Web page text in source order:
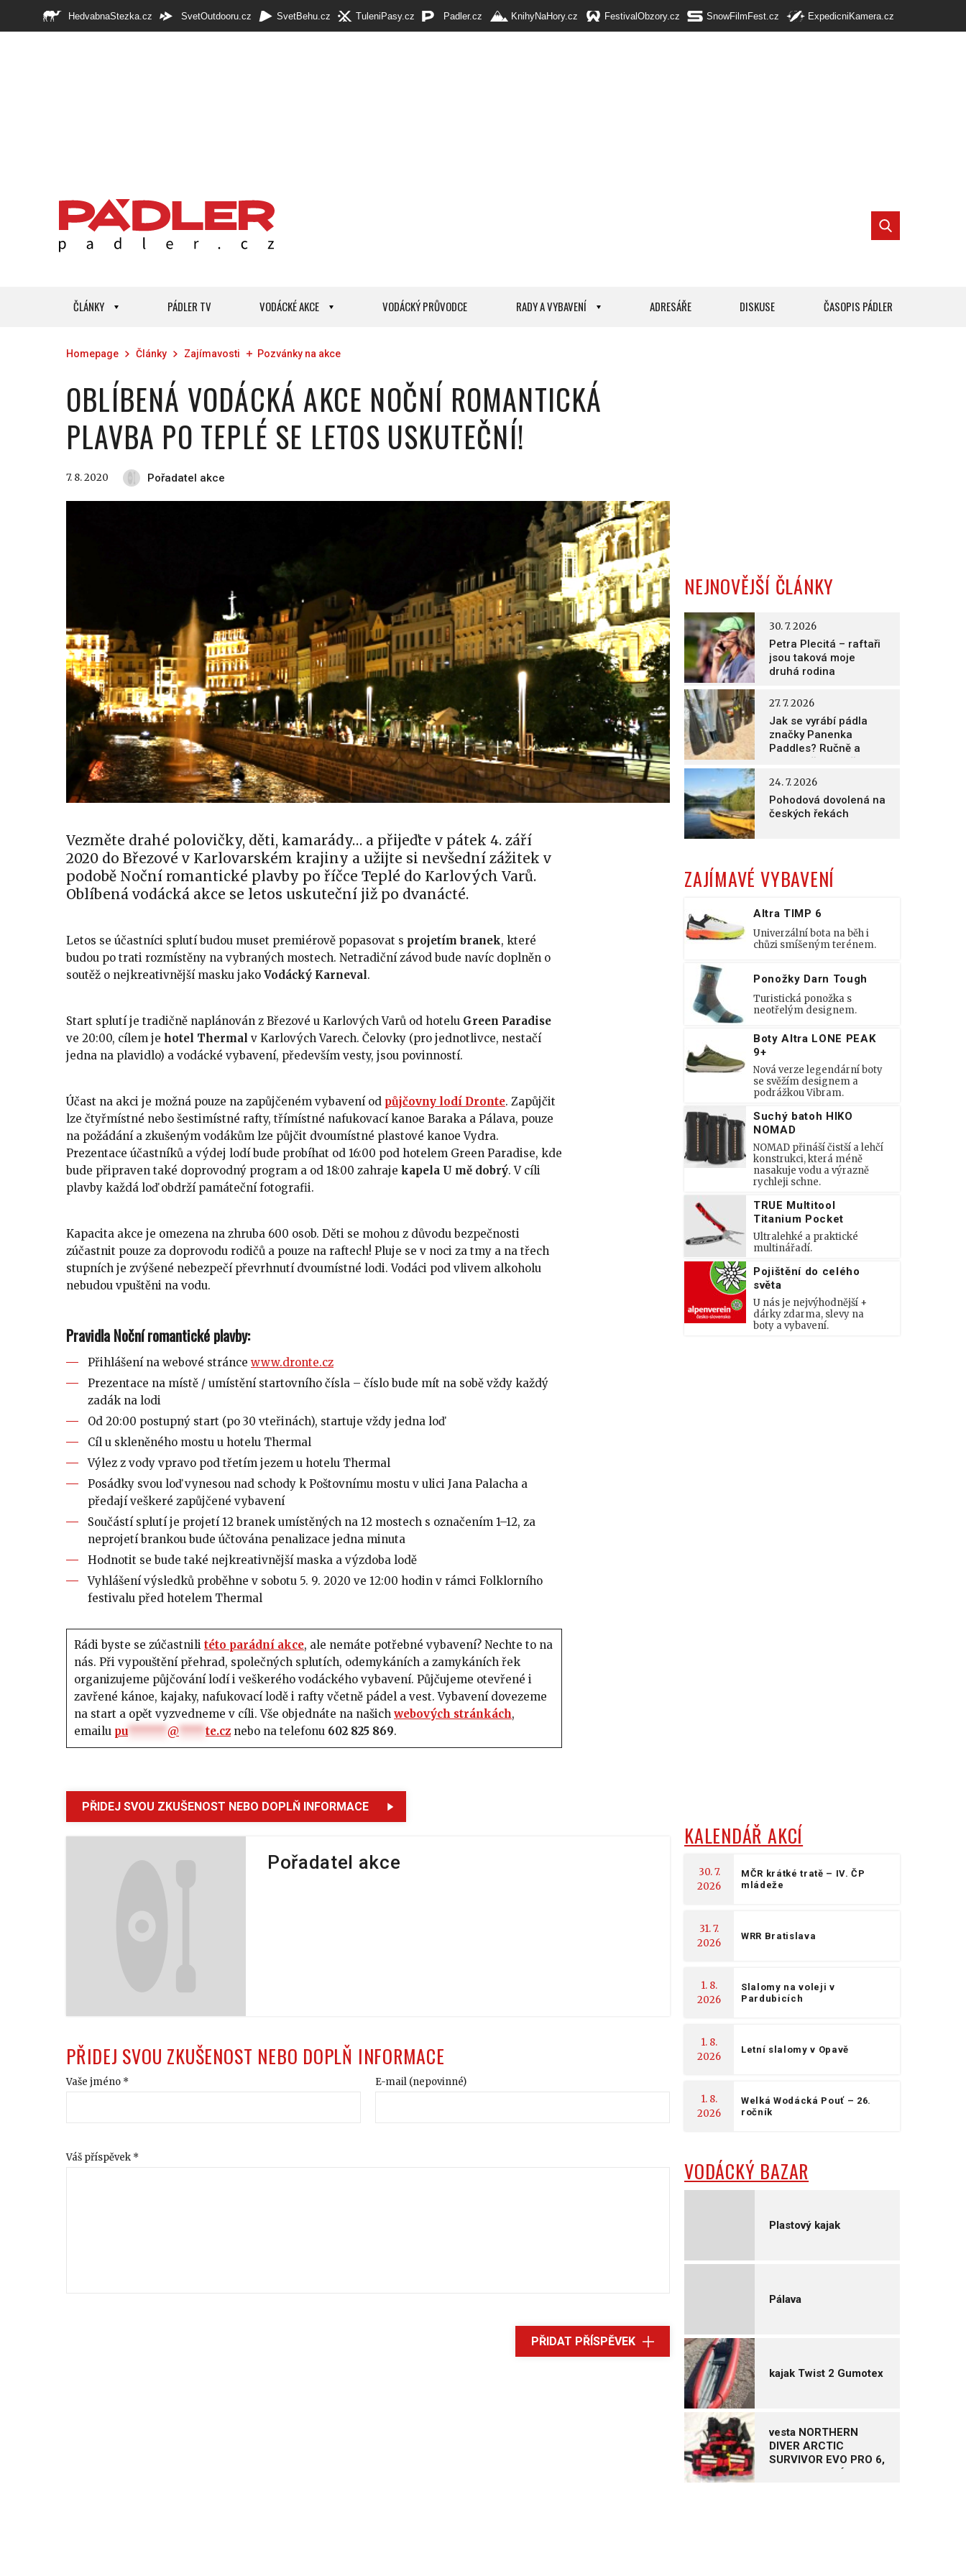
HedvabnaStezka.cz SvetOutdooru.cz SvetBehu.cz TuleniPasy.cz Padler.cz KnihyNaHory.cz FestivalObzory.cz SnowFilmFest.cz ExpedicniKamera.cz
ČLÁNKY PÁDLER TV VODÁCKÉ AKCE VODÁCKÝ PRŮVODCE RADY A VYBAVENÍ ADRESÁŘE DISKUSE ČASOPIS PÁDLER
Homepage Články Zajímavosti Pozvánky na akce
OBLÍBENÁ VODÁCKÁ AKCE NOČNÍ ROMANTICKÁ
PLAVBA PO TEPLÉ SE LETOS USKUTEČNÍ!
7. 8. 2020 Pořadatel akce
Vezměte drahé polovičky, děti, kamarády… a přijeďte v pátek 4. září
2020 do Březové v Karlovarském krajiny a užijte si nevšední zážitek v
podobě Noční romantické plavby po říčce Teplé do Karlových Varů.
Oblíbená vodácká akce se letos uskuteční již po dvanácté.
Letos se účastníci splutí budou muset premiérově popasovat s projetím branek, které
budou po trati rozmístěny na vybraných mostech. Netradiční závod bude navíc doplněn o
soutěž o nejkreativnější masku jako Vodácký Karneval.
Start splutí je tradičně naplánován z Březové u Karlových Varů od hotelu Green Paradise
ve 20:00, cílem je hotel Thermal v Karlových Varech. Čelovky (pro jednotlivce, nestačí
jedna na plavidlo) a vodácké vybavení, především vesty, jsou povinností.
Účast na akci je možná pouze na zapůjčeném vybavení od půjčovny lodí Dronte. Zapůjčit
lze čtyřmístné nebo šestimístné rafty, třímístné nafukovací kanoe Baraka a Pálava, pouze
na požádání a zkušeným vodákům lze půjčit dvoumístné plastové kanoe Vydra.
Prezentace účastníků a výdej lodí bude probíhat od 16:00 pod hotelem Green Paradise, kde
bude připraven také doprovodný program a od 18:00 zahraje kapela U mě dobrý. V cíli
plavby každá loď obdrží památeční fotografii.
Kapacita akce je omezena na zhruba 600 osob. Děti se mohou z důvodu bezpečnosti
zúčastnit pouze za doprovodu rodičů a pouze na raftech! Pluje se v noci za tmy a na třech
stupních je zvýšené nebezpečí převrhnutí dvoumístné lodi. Vodáci pod vlivem alkoholu
nebudou vpuštěni na vodu.
Pravidla Noční romantické plavby:
Přihlášení na webové stránce www.dronte.cz
Prezentace na místě / umístění startovního čísla – číslo bude mít na sobě vždy každý
zadák na lodi
Od 20:00 postupný start (po 30 vteřinách), startuje vždy jedna loď
Cíl u skleněného mostu u hotelu Thermal
Výlez z vody vpravo pod třetím jezem u hotelu Thermal
Posádky svou loď vynesou nad schody k Poštovnímu mostu v ulici Jana Palacha a
předají veškeré zapůjčené vybavení
Součástí splutí je projetí 12 branek umístěných na 12 mostech s označením 1–12, za
neprojetí brankou bude účtována penalizace jedna minuta
Hodnotit se bude také nejkreativnější maska a výzdoba lodě
Vyhlášení výsledků proběhne v sobotu 5. 9. 2020 ve 12:00 hodin v rámci Folklorního
festivalu před hotelem Thermal
Rádi byste se zúčastnili této parádní akce, ale nemáte potřebné vybavení? Nechte to na
nás. Při vypouštění přehrad, společných splutích, odemykáních a zamykáních řek
organizujeme půjčování lodí i veškerého vodáckého vybavení. Půjčujeme otevřené i
zavřené kánoe, kajaky, nafukovací lodě i rafty včetně pádel a vest. Vybavení dovezeme
na start a opět vyzvedneme v cíli. Vše objednáte na našich webových stránkách,
emailu pu ****** @ **** te.cz nebo na telefonu 602 825 869.
PŘIDEJ SVOU ZKUŠENOST NEBO DOPLŇ INFORMACE
Pořadatel akce
PŘIDEJ SVOU ZKUŠENOST NEBO DOPLŇ INFORMACE
Vaše jméno * E-mail (nepovinné)
Váš příspěvek *
PŘIDAT PŘÍSPĚVEK
NEJNOVĚJŠÍ ČLÁNKY
Petra Plecitá – raftaři
jsou taková moje
druhá rodina
30. 7. 2026
Jak se vyrábí pádla
značky Panenka
Paddles? Ručně a
nesmírně poctivě!
27. 7. 2026
Pohodová dovolená na
českých řekách
24. 7. 2026
ZAJÍMAVÉ VYBAVENÍ
Altra TIMP 6
Univerzální bota na běh i
chůzi smíšeným terénem.
Ponožky Darn Tough
Turistická ponožka s
neotřelým designem.
Boty Altra LONE PEAK
9+
Nová verze legendární boty
se svěžím designem a
podrážkou Vibram.
Suchý batoh HIKO
NOMAD
NOMAD přináší čistší a lehčí
konstrukci, která méně
nasakuje vodu a výrazně
rychleji schne.
TRUE Multitool
Titanium Pocket
Ultralehké a praktické
multinářadí.
Pojištění do celého
světa
U nás je nejvýhodnější +
dárky zdarma, slevy na
boty a vybavení.
KALENDÁŘ AKCÍ
30. 7.
2026
MČR krátké tratě – IV. ČP
mládeže
31. 7.
2026
WRR Bratislava
1. 8.
2026
Slalomy na voleji v
Pardubicích
1. 8.
2026
Letní slalomy v Opavě
1. 8.
2026
Welká Wodácká Pouť – 26.
ročník
VODÁCKÝ BAZAR
Plastový kajak
Pálava
kajak Twist 2 Gumotex
vesta NORTHERN
DIVER ARCTIC
SURVIVOR EVO PRO 6,
vel. XL – NOVÁ